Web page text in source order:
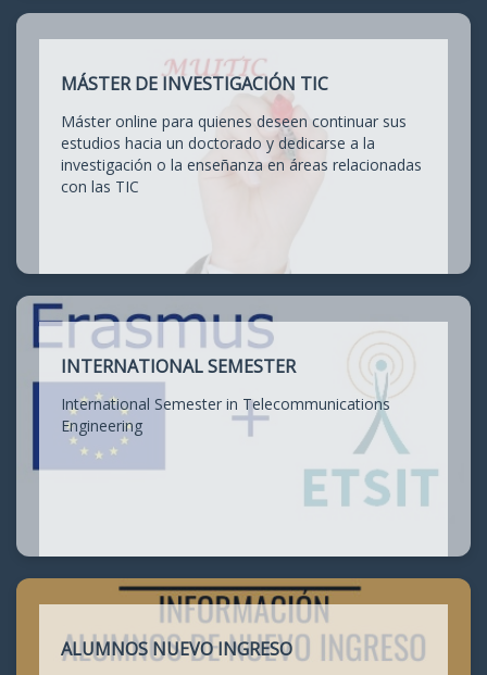
MÁSTER DE INVESTIGACIÓN TIC
Máster online para quienes deseen continuar sus
estudios hacia un doctorado y dedicarse a la
investigación o la enseñanza en áreas relacionadas
con las TIC
INTERNATIONAL SEMESTER
International Semester in Telecommunications
Engineering
ALUMNOS NUEVO INGRESO